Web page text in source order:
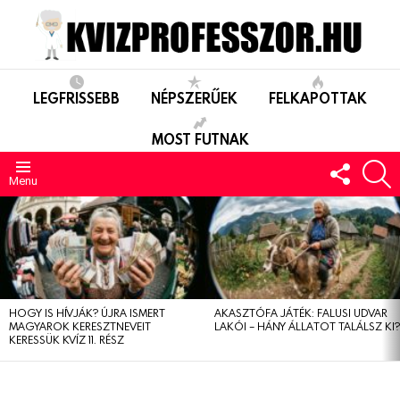
LEGFRISSEBB NÉPSZERŰEK FELKAPOTTAK
MOST FUTNAK
Menu
US
LEGUTÓBBIAK
HOGY IS HÍVJÁK? ÚJRA ISMERT
MAGYAROK KERESZTNEVEIT
KERESSÜK KVÍZ 11. RÉSZ
AKASZTÓFA JÁTÉK: FALUSI UDVAR
LAKÓI – HÁNY ÁLLATOT TALÁLSZ KI?